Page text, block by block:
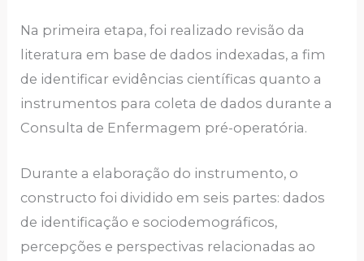
Na primeira etapa, foi realizado revisão da
literatura em base de dados indexadas, a fim
de identificar evidências científicas quanto a
instrumentos para coleta de dados durante a
Consulta de Enfermagem pré-operatória.
Durante a elaboração do instrumento, o
constructo foi dividido em seis partes: dados
de identificação e sociodemográficos,
percepções e perspectivas relacionadas ao